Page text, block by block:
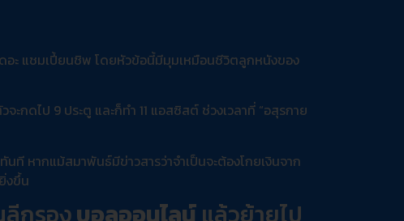
อะ แชมเปี้ยนชิพ โดยหัวข้อนี้มีมุมเหมือนชีวิตลูกหนังของ
กดไป 9 ประตู และก็ทำ 11 แอสซิสต์ ช่วงเวลาที่ “อสุรกาย
ที หากแม้สมาพันธ์มีข่าวสารว่าจำเป็นจะต้องโกยเงินจาก
งขึ้น